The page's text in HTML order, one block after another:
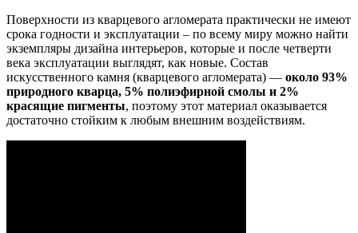
Поверхности из кварцевого агломерата практически не имеют
срока годности и эксплуатации – по всему миру можно найти
экземпляры дизайна интерьеров, которые и после четверти
века эксплуатации выглядят, как новые. Состав
искусственного камня (кварцевого агломерата) — около 93%
природного кварца, 5% полиэфирной смолы и 2%
красящие пигменты, поэтому этот материал оказывается
достаточно стойким к любым внешним воздействиям.